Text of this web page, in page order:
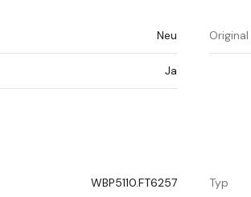
Neu
Ja
WBP5110.FT6257 Typ